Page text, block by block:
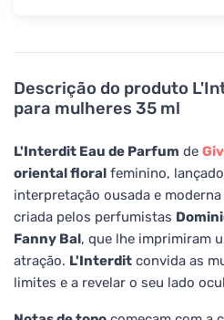
Descrição do produto
para mulheres 35 ml
L'Interdit Eau de Parfum de
oriental floral feminino,
interpretação ousada e
criada pelos perfumistas
Fanny Bal, que lhe imprimiram
atração. L'Interdit convida as
limites e a revelar o seu lado